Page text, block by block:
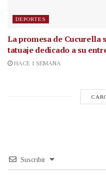
DEPORTES
La promesa de Cucurella
tatuaje dedicado a su
HACE 1 SEMANA
Suscribir